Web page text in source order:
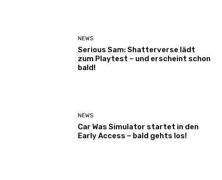
NEWS
Serious Sam: Shatterverse lädt
zum Playtest – und erscheint schon
bald!
NEWS
Car Was Simulator startet in den
Early Access – bald gehts los!